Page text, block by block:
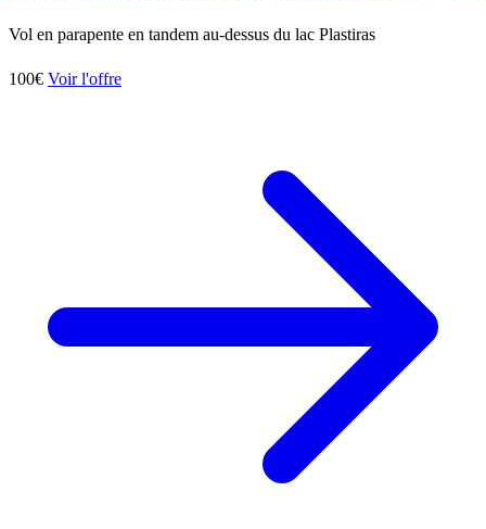
Vol en parapente en tandem au-dessus du lac Plastiras
100€ Voir l'offre